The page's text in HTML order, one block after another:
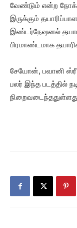
வேண்டும் என்ற
இருக்கும்
இண்டர்நேஷனல்
பிரமாண்டமாக
சேயோன், பவானி ஸ்ரீ,
பலர் இந்த படத்தில்